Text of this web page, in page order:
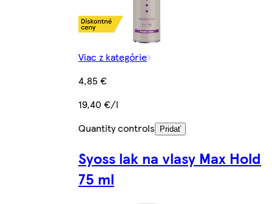
Viac z kategórie
4,85 €
19,40 €/l
Quantity controls
Pridať
Syoss lak na vlasy Max Hold
75 ml